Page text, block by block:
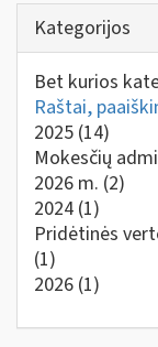
Kategorijos
Bet kurios
Raštai,
2025 (14)
Mokesčių
2026 m. (2)
2024 (1)
Pridėtinės
(1)
2026 (1)